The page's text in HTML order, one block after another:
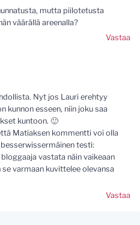
mutta piilotetusta
väärällä areenalla?
Vastaa
Nyt jos Lauri erehtyy
kunnon esseen, niin joku saa
kuntoon. 🙂
Matiaksen kommentti voi olla
testi:
vastata näin vaikeaan
varmaan kuvittelee olevansa
Vastaa